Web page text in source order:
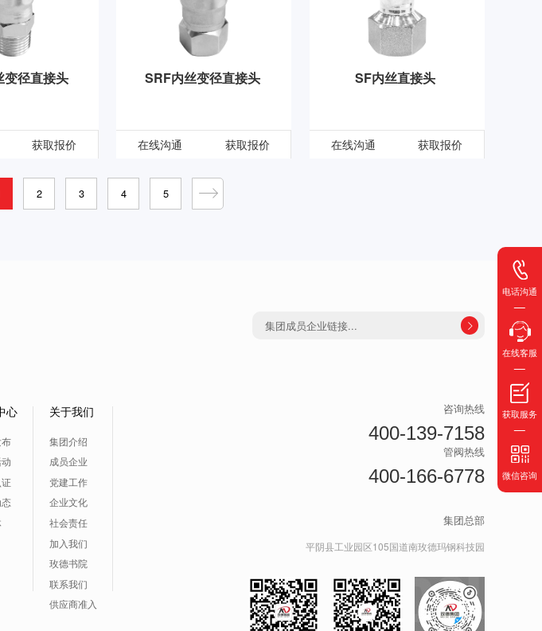
变径直接头
获取报价
SRF内丝变径直接头
在线沟通 获取报价
SF内丝直接头
在线沟通 获取报价
2 3 4 5 
电话沟通
在线客服
获取服务
微信咨询
集团成员企业链接... 
心 关于我们
集团介绍
成员企业
党建工作
企业文化
社会责任
加入我们
玫德书院
联系我们
供应商准入
咨询热线
400-139-7158
管阀热线
400-166-6778
集团总部
平阴县工业园区105国道南玫德玛钢科技园